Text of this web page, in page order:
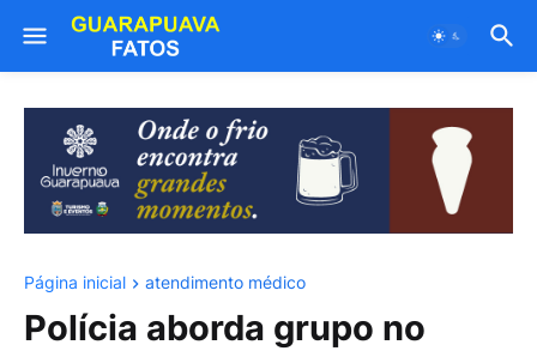
Página inicial atendimento médico
Polícia aborda grupo no